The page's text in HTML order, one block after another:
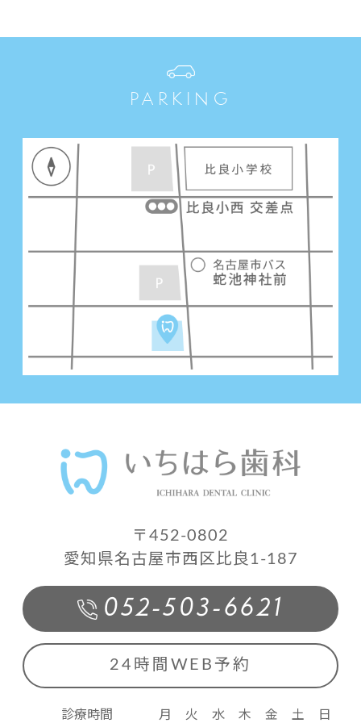
PARKING
〒452-0802
愛知県名古屋市西区比良1-187
052-503-6621
24時間WEB予約
診療時間 月 火 水 木 金 土 日